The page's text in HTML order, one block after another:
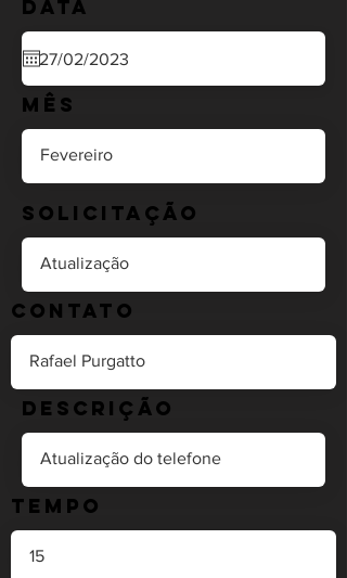
Data
Mês
Solicitação
Contato
Descrição
Tempo